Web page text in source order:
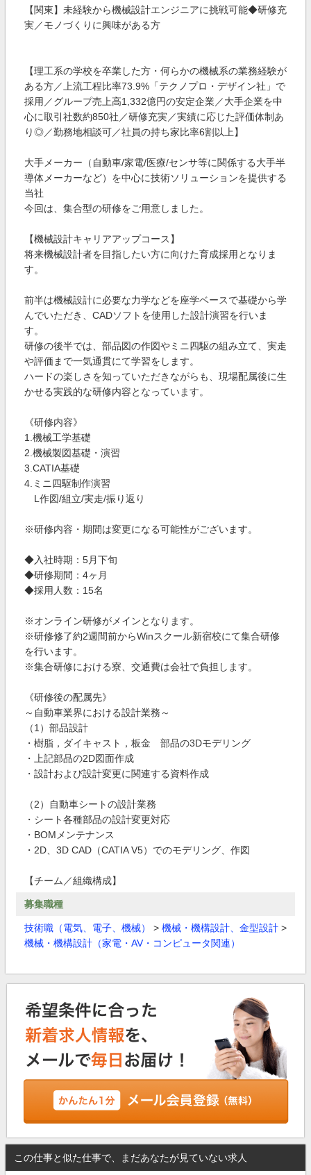
【関東】未経験から機械設計エンジニアに挑戦可能◆研修充
実／モノづくりに興味がある方
【理工系の学校を卒業した方・何らかの機械系の業務経験が
ある方／上流工程比率73.9%「テクノプロ・デザイン社」で
採用／グループ売上高1,332億円の安定企業／大手企業を中
心に取引社数約850社／研修充実／実績に応じた評価体制あ
り◎／勤務地相談可／社員の持ち家比率6割以上】
大手メーカー（自動車/家電/医療/センサ等に関係する大手半
導体メーカーなど）を中心に技術ソリューションを提供する
当社
今回は、集合型の研修をご用意しました。
【機械設計キャリアアップコース】
将来機械設計者を目指したい方に向けた育成採用となりま
す。
前半は機械設計に必要な力学などを座学ベースで基礎から学
んでいただき、CADソフトを使用した設計演習を行いま
す。
研修の後半では、部品図の作図やミニ四駆の組み立て、実走
や評価まで一気通貫にて学習をします。
ハードの楽しさを知っていただきながらも、現場配属後に生
かせる実践的な研修内容となっています。
《研修内容》
1.機械工学基礎
2.機械製図基礎・演習
3.CATIA基礎
4.ミニ四駆制作演習
L作図/組立/実走/振り返り
※研修内容・期間は変更になる可能性がございます。
◆入社時期：5月下旬
◆研修期間：4ヶ月
◆採用人数：15名
※オンライン研修がメインとなります。
※研修修了約2週間前からWinスクール新宿校にて集合研修
を行います。
※集合研修における寮、交通費は会社で負担します。
《研修後の配属先》
～自動車業界における設計業務～
（1）部品設計
・樹脂，ダイキャスト，板金 部品の3Dモデリング
・上記部品の2D図面作成
・設計および設計変更に関連する資料作成
（2）自動車シートの設計業務
・シート各種部品の設計変更対応
・BOMメンテナンス
・2D、3D CAD（CATIA V5）でのモデリング、作図
【チーム／組織構成】
募集職種
技術職（電気、電子、機械） > 機械・機構設計、金型設計 >
機械・機構設計（家電・AV・コンピュータ関連）
この仕事と似た仕事で、まだあなたが見ていない求人